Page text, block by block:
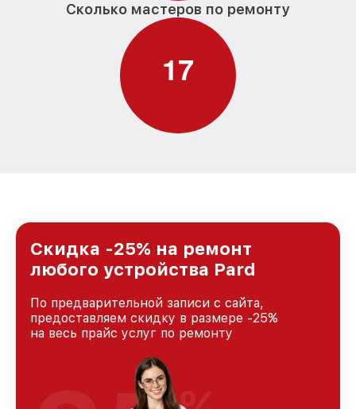
Сколько мастеров по ремонту
17
Скидка -25% на ремонт
любого устройства Pard
По предварительной записи с сайта,
предоставляем скидку в размере -25%
на весь прайс услуг по ремонту